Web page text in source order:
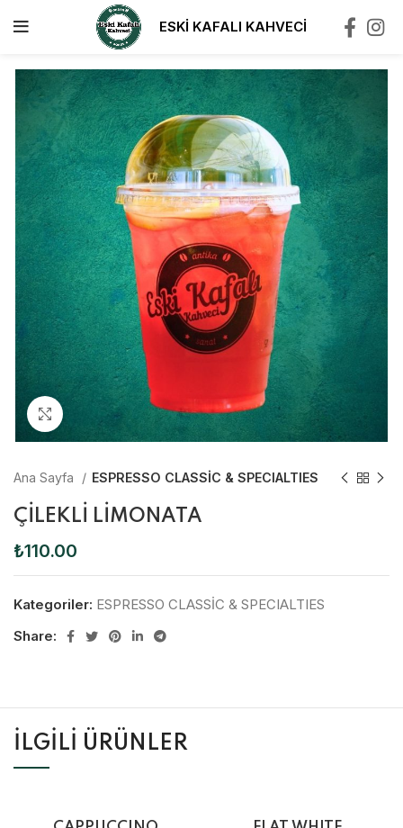
ESKİ KAFALI KAHVECİ
Click to enlarge
Ana Sayfa ESPRESSO CLASSİC & SPECIALTIES
ÇİLEKLİ LİMONATA
₺110.00
Kategoriler: ESPRESSO CLASSİC & SPECIALTIES
Share:
İLGILI ÜRÜNLER